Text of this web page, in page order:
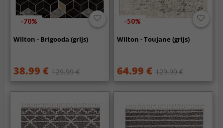
-70%
Wilton - Brigooda (grijs)
38.99 € 129.99 €
-50%
Wilton - Toujane (grijs)
64.99 € 129.99 €